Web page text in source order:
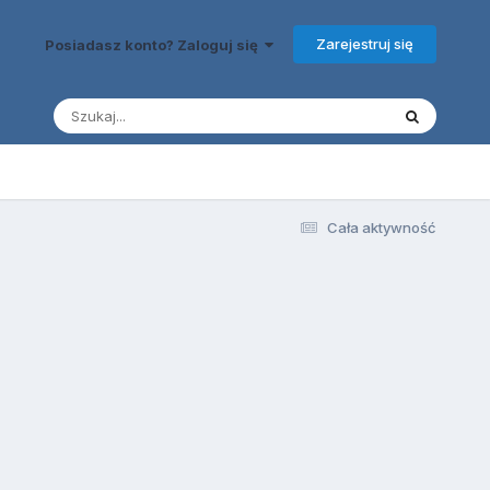
Posiadasz konto? Zaloguj się Zarejestruj się
Cała aktywność